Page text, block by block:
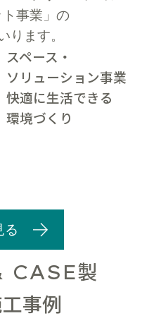
事業」の
ります。
スペース・
ソリューション事業
快適に生活できる
環境づくり
る
CASE製
事例